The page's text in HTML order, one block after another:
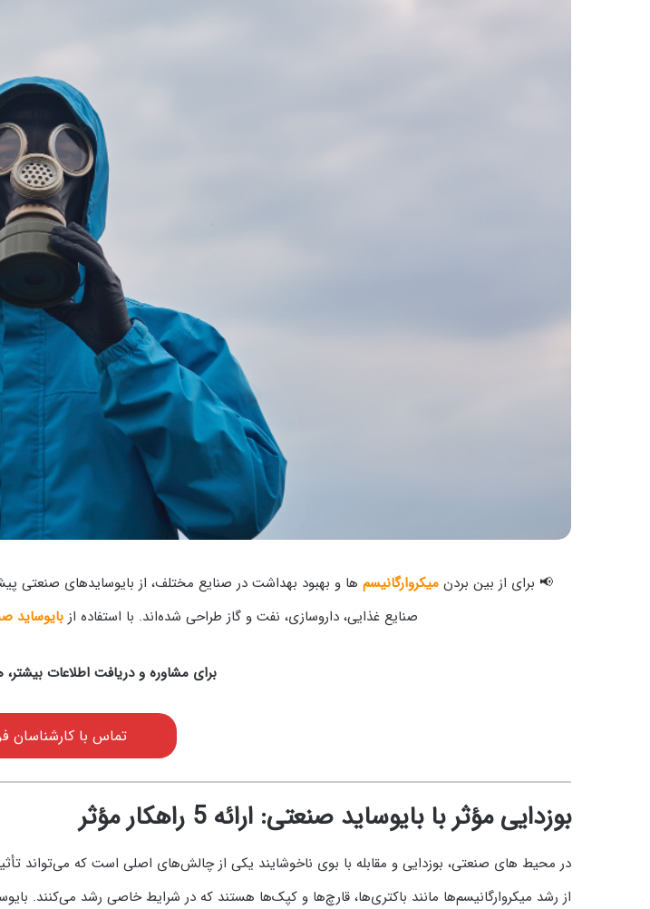
📢 برای از بین بردن میکروارگانیسم‌ ها و بهبود بهداشت در صنایع مختلف، از بایوسایدهای صنعتی
صنایع غذایی، داروسازی، نفت و گاز طراحی شده‌اند. با استفاده از بایوساید
برای مشاوره و دریافت اطلاعات
تماس با کارشناسان
بوزدایی مؤثر با بایوساید صنعتی: ارائه 5 راهکار مؤثر
در محیط‌ های صنعتی، بوزدایی و مقابله با بوی ناخوشایند یکی از چالش‌های اصلی است که می‌تواند
از رشد میکروارگانیسم‌ها مانند باکتری‌ها، قارچ‌ها و کپک‌ها هستند که در شرایط خاصی رشد می‌کنند.